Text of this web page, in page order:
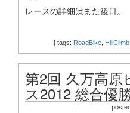
レースの詳細はまた後日。
[ tags: RoadBike HillClimb
第2回 久万高
ス2012 総合優